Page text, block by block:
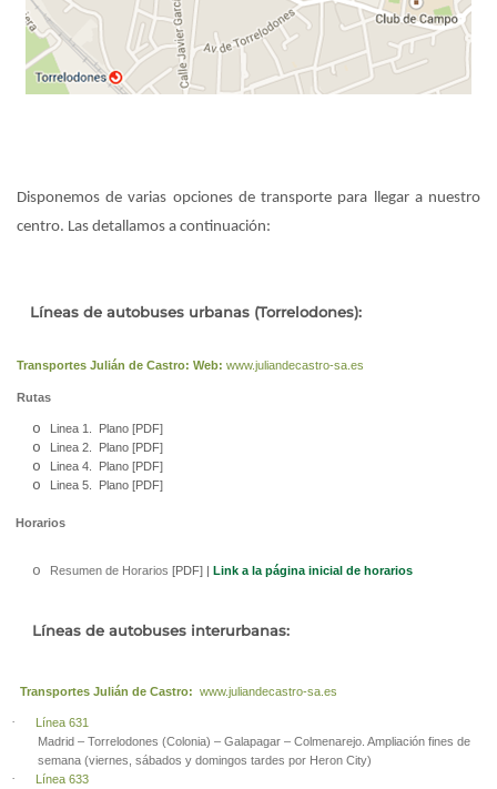
Disponemos de varias opciones de transporte para llegar a nuestro
centro. Las detallamos a continuación:
Líneas de autobuses urbanas (Torrelodones):
Transportes Julián de Castro: Web: www.juliandecastro-sa.es
Rutas
o Linea 1 Plano [PDF]
o Linea 2 Plano [PDF]
o Linea 4 Plano [PDF]
o Linea 5 Plano [PDF]
Horarios
o Resumen de Horarios [PDF] |Link a la página inicial de horarios
Líneas de autobuses interurbanas:
Transportes Julián de Castro: www.juliandecastro-sa.es
·
Línea 631
Madrid – Torrelodones (Colonia) – Galapagar – Colmenarejo. Ampliación fines de
semana (viernes, sábados y domingos tardes por Heron City)
·
Línea 633